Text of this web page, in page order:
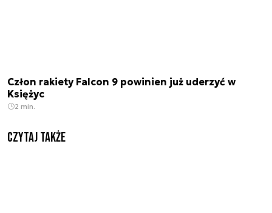
Człon rakiety Falcon 9 powinien już uderzyć w
Księżyc
2 min.
Czytaj także